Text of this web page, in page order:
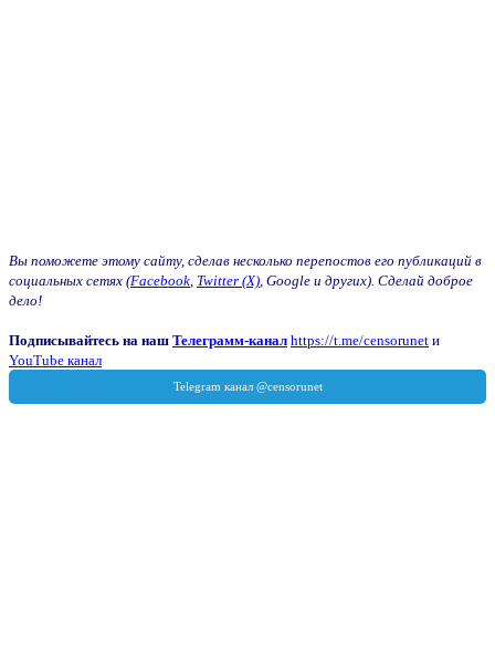
Вы поможете этому сайту, сделав несколько перепостов его публикаций в
социальных сетях (Facebook Twitter (X) , Google и других). Сделай доброе
дело!
Подписывайтесь на наш Телеграмм-канал https://t.me/censorunet и
YouTube канал